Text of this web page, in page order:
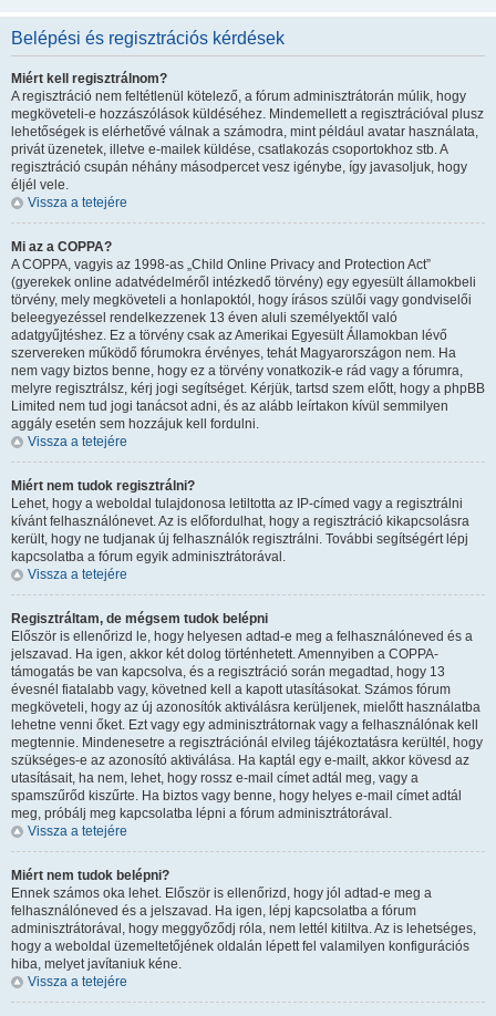
Belépési és regisztrációs kérdések
Miért kell regisztrálnom?
A regisztráció nem feltétlenül kötelező, a fórum adminisztrátorán múlik, hogy
megköveteli-e hozzászólások küldéséhez. Mindemellett a regisztrációval plusz
lehetőségek is elérhetővé válnak a számodra, mint például avatar használata,
privát üzenetek, illetve e-mailek küldése, csatlakozás csoportokhoz stb. A
regisztráció csupán néhány másodpercet vesz igénybe, így javasoljuk, hogy
éljél vele.
Vissza a tetejére
Mi az a COPPA?
A COPPA, vagyis az 1998-as „Child Online Privacy and Protection Act”
(gyerekek online adatvédelméről intézkedő törvény) egy egyesült államokbeli
törvény, mely megköveteli a honlapoktól, hogy írásos szülői vagy gondviselői
beleegyezéssel rendelkezzenek 13 éven aluli személyektől való
adatgyűjtéshez. Ez a törvény csak az Amerikai Egyesült Államokban lévő
szervereken működő fórumokra érvényes, tehát Magyarországon nem. Ha
nem vagy biztos benne, hogy ez a törvény vonatkozik-e rád vagy a fórumra,
melyre regisztrálsz, kérj jogi segítséget. Kérjük, tartsd szem előtt, hogy a phpBB
Limited nem tud jogi tanácsot adni, és az alább leírtakon kívül semmilyen
aggály esetén sem hozzájuk kell fordulni.
Vissza a tetejére
Miért nem tudok regisztrálni?
Lehet, hogy a weboldal tulajdonosa letiltotta az IP-címed vagy a regisztrálni
kívánt felhasználónevet. Az is előfordulhat, hogy a regisztráció kikapcsolásra
került, hogy ne tudjanak új felhasználók regisztrálni. További segítségért lépj
kapcsolatba a fórum egyik adminisztrátorával.
Vissza a tetejére
Regisztráltam, de mégsem tudok belépni
Először is ellenőrizd le, hogy helyesen adtad-e meg a felhasználóneved és a
jelszavad. Ha igen, akkor két dolog történhetett. Amennyiben a COPPA-
támogatás be van kapcsolva, és a regisztráció során megadtad, hogy 13
évesnél fiatalabb vagy, követned kell a kapott utasításokat. Számos fórum
megköveteli, hogy az új azonosítók aktiválásra kerüljenek, mielőtt használatba
lehetne venni őket. Ezt vagy egy adminisztrátornak vagy a felhasználónak kell
megtennie. Mindenesetre a regisztrációnál elvileg tájékoztatásra kerültél, hogy
szükséges-e az azonosító aktiválása. Ha kaptál egy e-mailt, akkor kövesd az
utasításait, ha nem, lehet, hogy rossz e-mail címet adtál meg, vagy a
spamszűrőd kiszűrte. Ha biztos vagy benne, hogy helyes e-mail címet adtál
meg, próbálj meg kapcsolatba lépni a fórum adminisztrátorával.
Vissza a tetejére
Miért nem tudok belépni?
Ennek számos oka lehet. Először is ellenőrizd, hogy jól adtad-e meg a
felhasználóneved és a jelszavad. Ha igen, lépj kapcsolatba a fórum
adminisztrátorával, hogy meggyőződj róla, nem lettél kitiltva. Az is lehetséges,
hogy a weboldal üzemeltetőjének oldalán lépett fel valamilyen konfigurációs
hiba, melyet javítaniuk kéne.
Vissza a tetejére